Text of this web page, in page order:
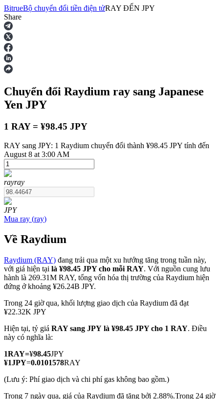
Hợp đồng tương lai
USDT Futures
COIN-M Futures
Futures sử dụng token làm tài sản thế chấp
TradFi
Phái sinh cổ phiếu, ngoại hối, kim loại quý và hàng hóa
BitrueBộ chuyển đổi tiền điện tửRAY ĐẾN JPY
Share
Chuyển đổi Raydium ray sang Japanese
Yen JPY
1 RAY = ¥98.45 JPY
RAY sang JPY: 1 Raydium chuyển đổi thành ¥98.45 JPY tính đến
August 8 at 3:00 AM
rayray
JPY
Mua ray (ray)
Về Raydium
Raydium (RAY) đang trải qua một xu hướng tăng trong tuần này,
với giá hiện tại là ¥98.45 JPY cho mỗi RAY. Với nguồn cung lưu
hành là 269.31M RAY, tổng vốn hóa thị trường của Raydium hiện
đứng ở khoảng ¥26.24B JPY.
Trong 24 giờ qua, khối lượng giao dịch của Raydium đã đạt
¥22.32K JPY
Hiện tại, tỷ giá RAY sang JPY là ¥98.45 JPY cho 1 RAY. Điều
này có nghĩa là:
1RAY=¥98.45JPY
¥1JPY=0.0101578RAY
(Lưu ý: Phí giao dịch và chi phí gas không bao gồm.)
Trong 7 ngày qua, giá của Raydium đã tăng bởi 2.88%.Trong 24 giờ